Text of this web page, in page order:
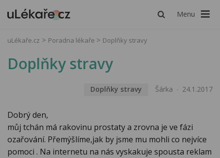
Menu
uLékaře.cz Poradna lékaře Doplňky stravy
Doplňky stravy
Doplňky stravy Šárka 24.1.2017
Dobrý den,
můj tchán má rakovinu prostaty a zrovna je ve fázi
ozařování. Přemýšlíme,jak by jsme mu mohli co nejvíce
pomoci . Na internetu na nás vyskakuje spousta reklam